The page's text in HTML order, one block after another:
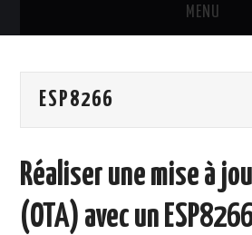
MENU
ARDUIPI
COMMUNITY FORUM
ESP8266
Réaliser une mise à
(OTA) avec un